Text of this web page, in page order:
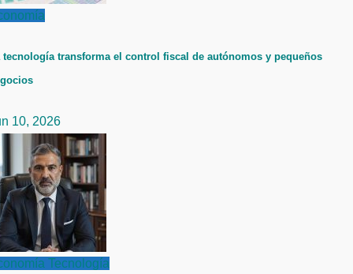
tecnología transforma el control fiscal de autónomos y pequeños
10, 2026
Tecnología